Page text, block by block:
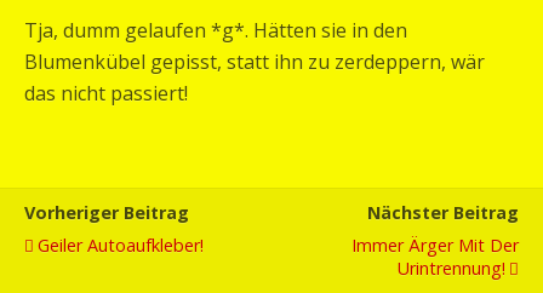
Tja, dumm gelaufen *g*. Hätten sie in den
Blumenkübel gepisst, statt ihn zu zerdeppern, wär
das nicht passiert!
Vorheriger Beitrag
Geiler Autoaufkleber!
Nächster Beitrag
Immer Ärger Mit Der
Urintrennung!